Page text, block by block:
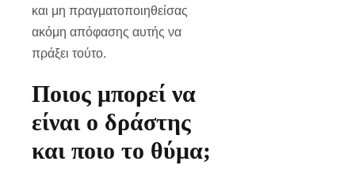
και μη πραγματοποιηθείσας
ακόμη απόφασης αυτής να
πράξει τούτο.
Ποιος μπορεί να
είναι ο δράστης
και ποιο το θύμα;